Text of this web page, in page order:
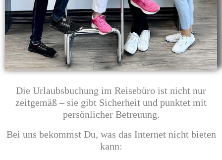
Die Urlaubsbuchung im Reisebüro ist nicht nur
zeitgemäß – sie gibt Sicherheit und punktet mit
persönlicher Betreuung.
Bei uns bekommst Du, was das Internet nicht bieten
kann: